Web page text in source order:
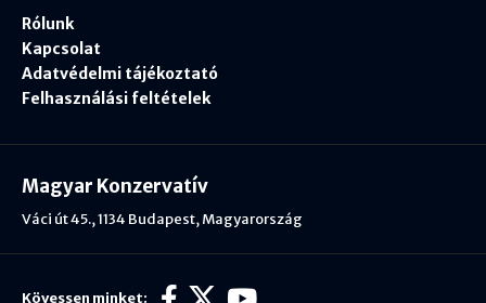
Rólunk
Kapcsolat
Adatvédelmi tájékoztató
Felhasználási feltételek
Kövessen minket:
Magyar Konzervatív
Váci út 45., 1134 Budapest, Magyarország